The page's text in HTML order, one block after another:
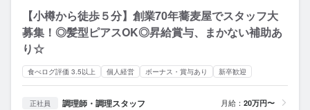
【小樽から徒歩５分】創業70年蕎麦屋でスタッフ大
募集！◎髪型ピアスOK◎昇給賞与、まかない補助あ
り☆
食べログ評価 3.5以上 個人経営 ボーナス・賞与あり 新卒歓迎
正社員 調理師・調理スタッフ 月給： 20万円〜